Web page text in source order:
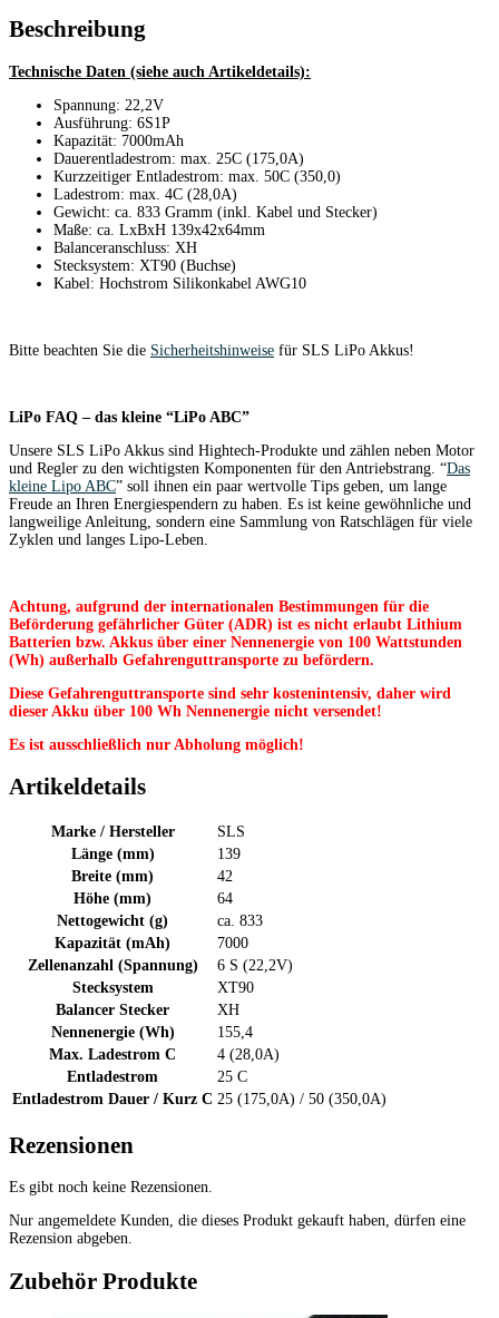
Beschreibung
Technische Daten (siehe auch Artikeldetails):
Spannung: 22,2V
Ausführung: 6S1P
Kapazität: 7000mAh
Dauerentladestrom: max. 25C (175,0A)
Kurzzeitiger Entladestrom: max. 50C (350,0)
Ladestrom: max. 4C (28,0A)
Gewicht: ca. 833 Gramm (inkl. Kabel und Stecker)
Maße: ca. LxBxH 139x42x64mm
Balanceranschluss: XH
Stecksystem: XT90 (Buchse)
Kabel: Hochstrom Silikonkabel AWG10
Bitte beachten Sie die Sicherheitshinweise für SLS LiPo Akkus!
LiPo FAQ – das kleine “LiPo ABC”
Unsere SLS LiPo Akkus sind Hightech-Produkte und zählen neben Motor
und Regler zu den wichtigsten Komponenten für den Antriebstrang. “Das
kleine Lipo ABC” soll ihnen ein paar wertvolle Tips geben, um lange
Freude an Ihren Energiespendern zu haben. Es ist keine gewöhnliche und
langweilige Anleitung, sondern eine Sammlung von Ratschlägen für viele
Zyklen und langes Lipo-Leben.
Achtung, aufgrund der internationalen Bestimmungen für die
Beförderung gefährlicher Güter (ADR) ist es nicht erlaubt Lithium
Batterien bzw. Akkus über einer Nennenergie von 100 Wattstunden
(Wh) außerhalb Gefahrenguttransporte zu befördern.
Diese Gefahrenguttransporte sind sehr kostenintensiv, daher wird
dieser Akku über 100 Wh Nennenergie nicht versendet!
Es ist ausschließlich nur Abholung möglich!
Artikeldetails
Marke / Hersteller
SLS
Länge (mm)
139
Breite (mm)
42
Höhe (mm)
64
Nettogewicht (g)
ca. 833
Kapazität (mAh)
7000
Zellenanzahl (Spannung)
6 S (22,2V)
Stecksystem
XT90
Balancer Stecker
XH
Nennenergie (Wh)
155,4
Max. Ladestrom C
4 (28,0A)
Entladestrom
25 C
Entladestrom Dauer / Kurz C 25 (175,0A) / 50 (350,0A)
Rezensionen
Es gibt noch keine Rezensionen.
Nur angemeldete Kunden, die dieses Produkt gekauft haben, dürfen eine
Rezension abgeben.
Zubehör Produkte